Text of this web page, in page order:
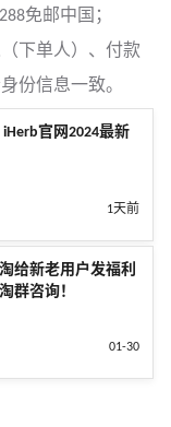
免邮中国；
下单人）、付款
份信息一致。
官网2024最新
1天前
给新老用户发福利
群咨询！
01-30